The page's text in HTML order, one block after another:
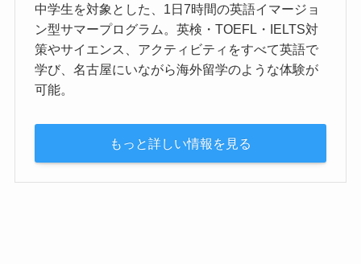
中学生を対象とした、1日7時間の英語イマージョ
ン型サマープログラム。英検・TOEFL・IELTS対
策やサイエンス、アクティビティをすべて英語で
学び、名古屋にいながら海外留学のような体験が
可能。
もっと詳しい情報を見る